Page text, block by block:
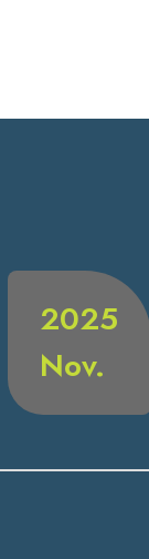
2025
Nov.